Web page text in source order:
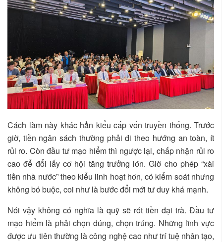
Cách làm này khác hẳn kiểu cấp vốn truyền thống. Trước
giờ, tiền ngân sách thường phải đi theo hướng an toàn, ít
rủi ro. Còn đầu tư mạo hiểm thì ngược lại, chấp nhận rủi ro
cao để đổi lấy cơ hội tăng trưởng lớn. Giờ cho phép “xài
tiền nhà nước” theo kiểu linh hoạt hơn, có kiểm soát nhưng
không bó buộc, coi như là bước đổi mới tư duy khá mạnh.
Nói vậy không có nghĩa là quỹ sẽ rót tiền đại trà. Đầu tư
mạo hiểm là phải chọn đúng, chọn trúng. Những lĩnh vực
được ưu tiên thường là công nghệ cao như trí tuệ nhân tạo,